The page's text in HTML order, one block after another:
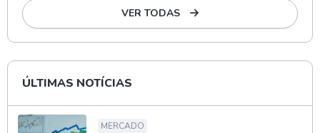
VER TODAS
ÚLTIMAS NOTÍCIAS
MERCADO